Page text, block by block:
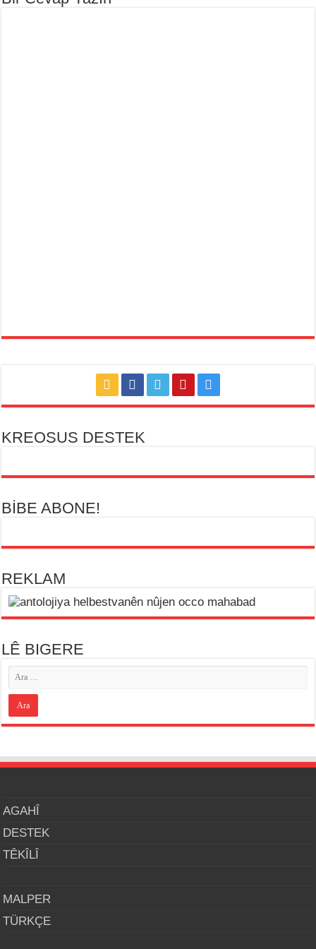
KREOSUS DESTEK
BİBE ABONE!
REKLAM
LÊ BIGERE
AGAHÎ
DESTEK
TÊKÎLÎ
MALPER
TÜRKÇE